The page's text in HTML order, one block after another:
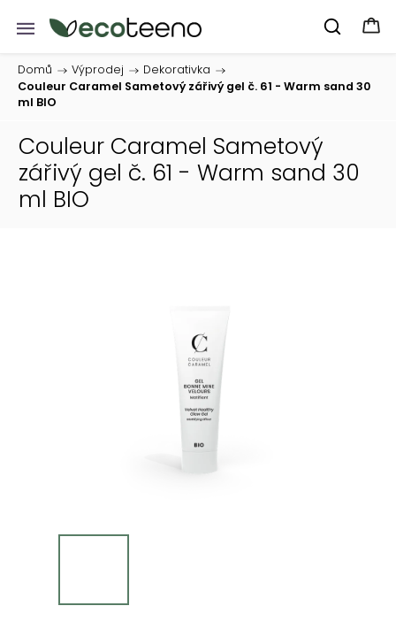
Domů / Výprodej / Dekorativka /
Couleur Caramel Sametový zářivý gel č. 61 - Warm sand 30
ml BIO
Couleur Caramel Sametový
zářivý gel č. 61 - Warm sand 30
ml BIO